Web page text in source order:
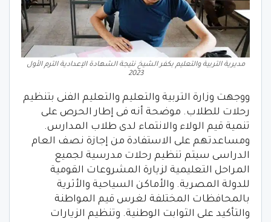
مديرية التربية والتعليم بكفر الشيخ نتيجة الشهادة الإعدادية الترم الأول
2023
ووجهت وزارة التربية والتعليم والتعليم الفنى بتنظيم
رحلات للطلاب. موضحة أنه فى إطار الحرص على
تنمية قيم الولاء والانتماء لدى طلاب المدارس.
ومساعدتهم على الاستفادة من إجازة نصف العام
الدراسى سيتم تنظيم رحلات مدرسية لجميع
المراحل التعليمية لزيارة المشروعات القومية
للدولة المصرية. والأماكن السياحية والأثرية
بالمحافظات المختلفة لغرس قيم المواطنة
والتأكيد على الثوابت الوطنية. وتنظيم الزيارات